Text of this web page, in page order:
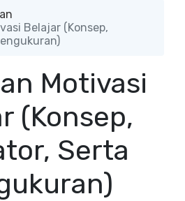
Belajar (Konsep,
Motivasi
(Konsep,
Serta